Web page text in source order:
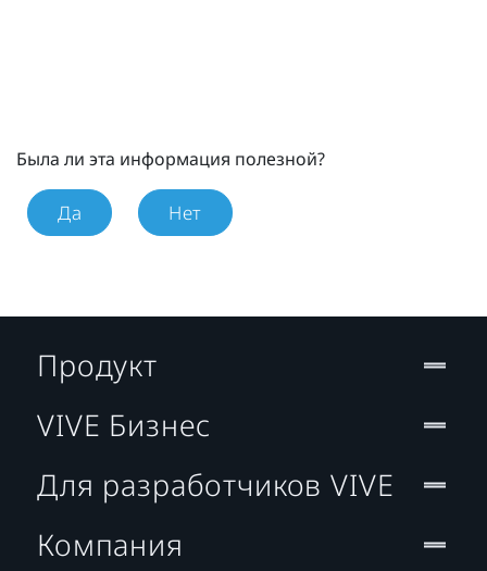
Была ли эта информация полезной?
Да Нет
Продукт
VIVE Бизнес
Для разработчиков VIVE
Компания